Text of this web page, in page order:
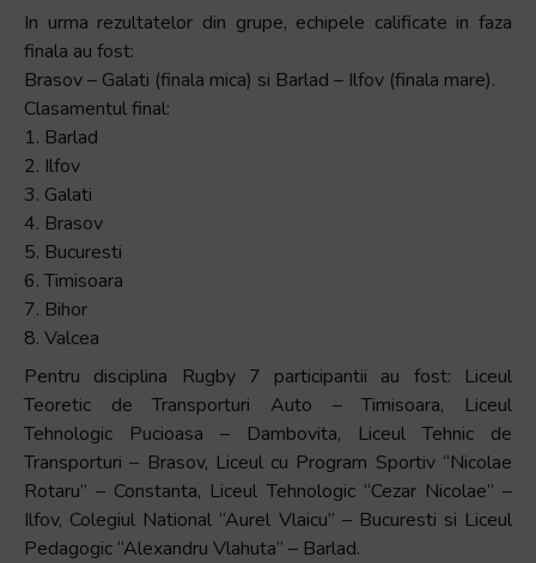
activează
cititorul
ecran
pentru
ajuta
navigați
conținutul.
In urma rezultatelor din grupe, echipele calificate in faza
finala au fost:
Brasov – Galati (finala mica) si Barlad – Ilfov (finala mare).
Clasamentul final:
1. Barlad
2. Ilfov
3. Galati
4. Brasov
5. Bucuresti
6. Timisoara
7. Bihor
8. Valcea
Pentru disciplina Rugby 7 participantii au fost: Liceul
Teoretic de Transporturi Auto – Timisoara, Liceul
Tehnologic Pucioasa – Dambovita, Liceul Tehnic de
Transporturi – Brasov, Liceul cu Program Sportiv “Nicolae
Rotaru” – Constanta, Liceul Tehnologic “Cezar Nicolae” –
Ilfov, Colegiul National “Aurel Vlaicu” – Bucuresti si Liceul
Pedagogic “Alexandru Vlahuta” – Barlad.